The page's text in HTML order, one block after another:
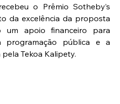
o Prêmio Sotheby’s
da excelência da proposta
um apoio financeiro para
programação pública e a
Tekoa Kalipety.